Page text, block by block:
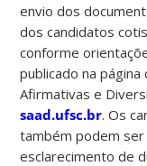
envio dos
dos candidatos
conforme
publicado na
Afirmativas e
saad.ufsc.br. Os
também podem
esclarecimento de